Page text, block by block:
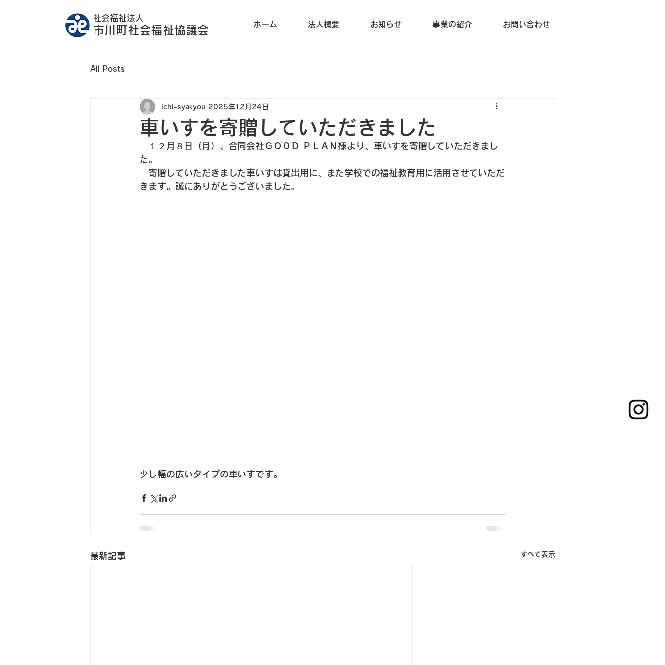
社会福祉法人
市川町社会福祉協議会 ホーム 法人概要 お知らせ 事業の紹介 お問い合わせ
All Posts
車いすを寄贈していただきました
ichi-syakyou 2025年12月24日
１２月８日（月）、合同会社ＧＯＯＤ ＰＬＡＮ様より、車いすを寄贈していただきまし
た。
寄贈していただきました車いすは貸出用に、また学校での福祉教育用に活用させていただ
きます。誠にありがとうございました。
少し幅の広いタイプの車いすです。
最新記事 すべて表示